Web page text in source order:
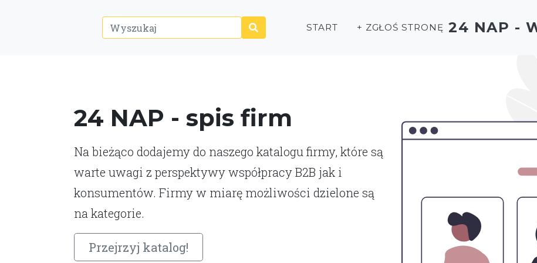
24 NAP - spis firm
Na bieżąco dodajemy do naszego katalogu firmy, które są
warte uwagi z perspektywy współpracy B2B jak i
konsumentów. Firmy w miarę możliwości dzielone są
na kategorie.
Przejrzyj katalog!
START + ZGŁOŚ STRONĘ 24 NAP -